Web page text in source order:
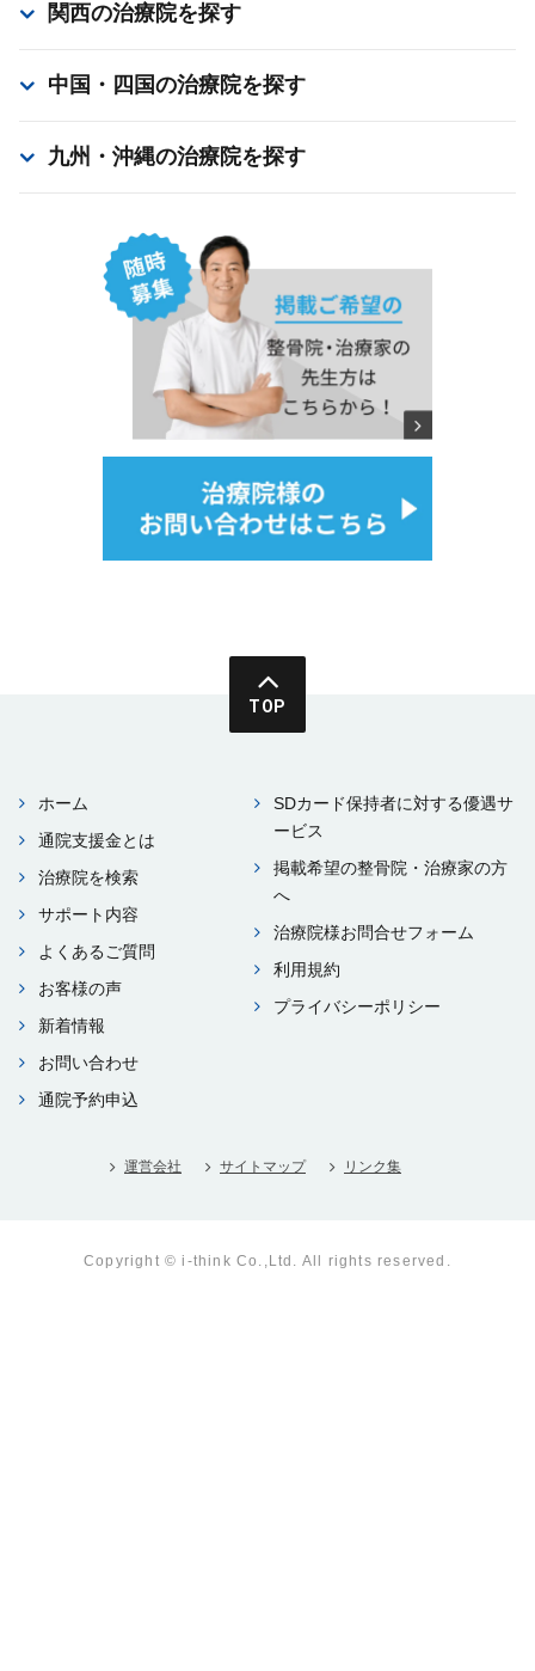
関西の治療院を探す
中国・四国の治療院を探す
九州・沖縄の治療院を探す
TOP
ホーム
通院⽀援⾦とは
治療院を検索
サポート内容
よくあるご質問
お客様の声
新着情報
お問い合わせ
通院予約申込
SDカード保持者に対する優遇サ
ービス
掲載希望の整⾻院・治療家の⽅
へ
治療院様お問合せフォーム
利⽤規約
プライバシーポリシー
運営会社 サイトマップ リンク集
Copyright © i-think Co.,Ltd. All rights reserved.